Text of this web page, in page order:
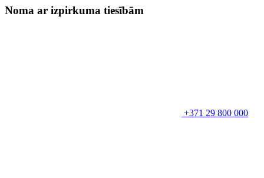
Noma ar izpirkuma tiesībām
+371 29 800 000